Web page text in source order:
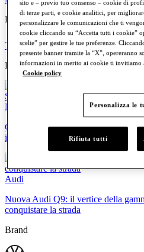
Link rapidi
Trova la tua Concessionaria
Highlights
News
Comunicazione ai Clienti: Fusione
in Eurocar Tech S.p.A.
Audi
Nuova Audi Q9: il vertice della
conquistare la strada
Brand
sito e – previo tuo consenso – cookie di
di terze parti, e cookie analitici, per
personalizzare le comunicazioni che ti
cookie cliccando su “Accetta tutti i cookie”
scelte” per gestire le tue preferenze.
presente banner tramite la “X”, opereranno
informazioni in merito ai cookie ti invitiamo
Cookie policy
Personalizza le
Rifiuta tutti